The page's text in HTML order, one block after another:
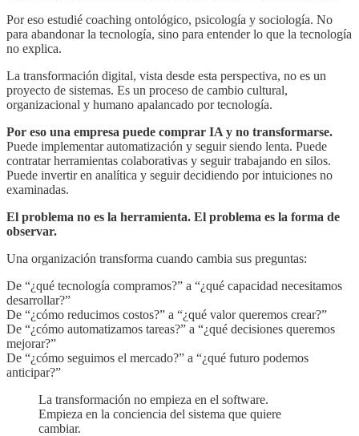
Por eso estudié coaching ontológico, psicología y sociología. No
para abandonar la tecnología, sino para entender lo que la tecnología
no explica.
La transformación digital, vista desde esta perspectiva, no es un
proyecto de sistemas. Es un proceso de cambio cultural,
organizacional y humano apalancado por tecnología.
Por eso una empresa puede comprar IA y no transformarse.
Puede implementar automatización y seguir siendo lenta. Puede
contratar herramientas colaborativas y seguir trabajando en silos.
Puede invertir en analítica y seguir decidiendo por intuiciones no
examinadas.
El problema no es la herramienta. El problema es la forma de
observar.
Una organización transforma cuando cambia sus preguntas:
De “¿qué tecnología compramos?” a “¿qué capacidad necesitamos
desarrollar?”
De “¿cómo reducimos costos?” a “¿qué valor queremos crear?”
De “¿cómo automatizamos tareas?” a “¿qué decisiones queremos
mejorar?”
De “¿cómo seguimos el mercado?” a “¿qué futuro podemos
anticipar?”
La transformación no empieza en el software.
Empieza en la conciencia del sistema que quiere
cambiar.